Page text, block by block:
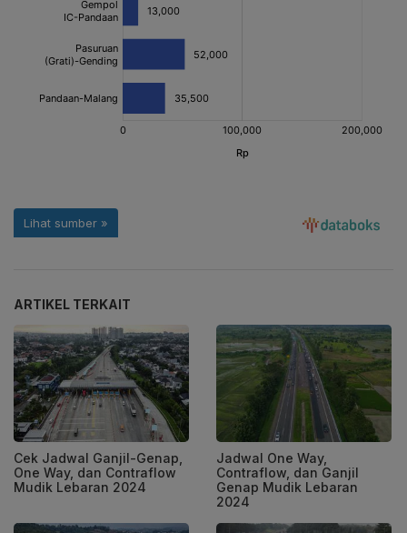
ARTIKEL TERKAIT
Cek Jadwal Ganjil-Genap,
One Way, dan Contraflow
Mudik Lebaran 2024
Jadwal One Way,
Contraflow, dan Ganjil
Genap Mudik Lebaran
2024